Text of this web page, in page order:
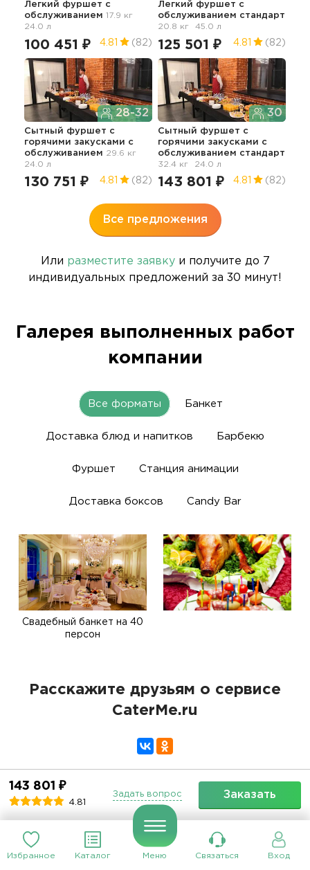
Избранное Каталог Меню Связаться Вход
143 801 ₽
4.81
Заказать
Задать вопрос
Легкий фуршет с
обслуживанием 17.9 кг
24.0 л
100 451 ₽ 4.81 (82)
Легкий фуршет с
обслуживанием стандарт
20.8 кг
45.0 л
125 501 ₽ 4.81 (82)
28-32
Сытный фуршет с
горячими закусками с
обслуживанием 29.6 кг
24.0 л
130 751 ₽ 4.81 (82)
30
Сытный фуршет с
горячими закусками с
обслуживанием стандарт
32.4 кг
24.0 л
143 801 ₽ 4.81 (82)
Все предложения
Или разместите заявкуи получите до 7
индивидуальных предложений за 30 минут!
Галерея выполненных работ
компании
Все форматы Банкет
Доставка блюд и напитков Барбекю
Фуршет Станция анимации
Доставка боксов Candy Bar
Свадебный банкет на 40
персон
Расскажите друзьям о сервисе
CaterMe.ru
Подпишитесь на нашу рассылку
Ежемесячная рассылка с самыми интересными
материалами и предложениями